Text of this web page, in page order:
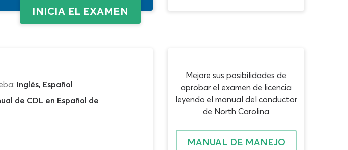
INICIA EL EXAMEN
Inglés, Español
de CDL en Español de
Mejore sus posibilidades de
aprobar el examen de licencia
leyendo el manual del conductor
de North Carolina
MANUAL DE MANEJO